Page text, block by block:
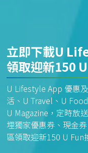
立即下載U
領取迎新150
U Lifestyle App 優惠
活、U Travel、U
U Magazine，定時放
埋獨家優惠券、現金
區領取迎新150 U Fun